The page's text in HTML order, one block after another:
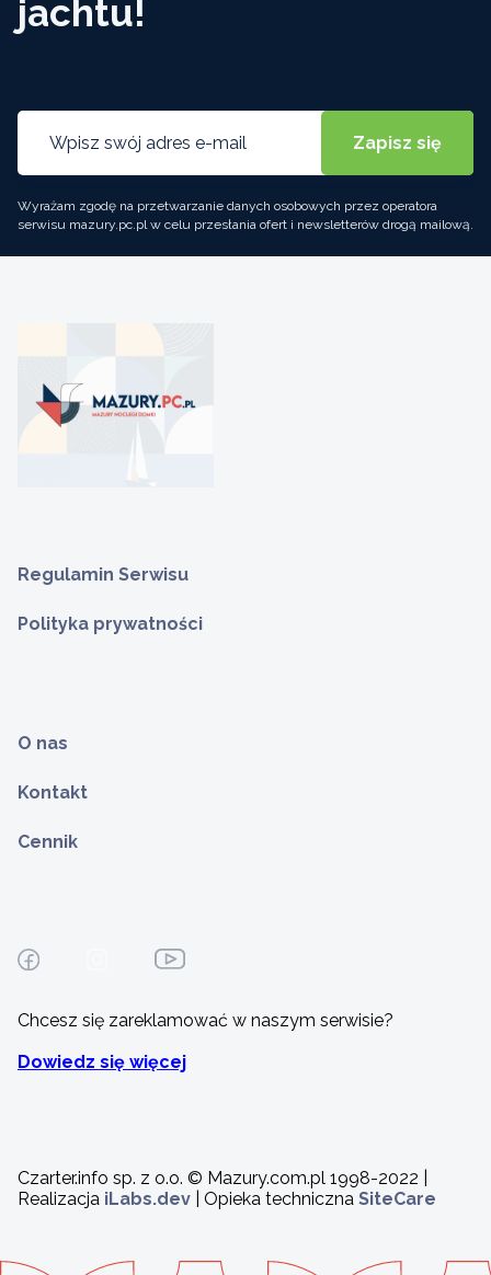
jachtu!
Wyrażam zgodę na przetwarzanie danych osobowych przez operatora
serwisu mazury.pc.pl w celu przesłania ofert i newsletterów drogą mailową.
Regulamin Serwisu
Polityka prywatności
O nas
Kontakt
Cennik
Chcesz się zareklamować w naszym serwisie?
Dowiedz się więcej
Czarter.info sp. z o.o. © Mazury.com.pl 1998-2022 |
Realizacja iLabs.dev | Opieka techniczna SiteCare